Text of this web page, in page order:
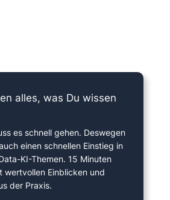
alles, was Du wissen
es schnell gehen. Deswegen
einen schnellen Einstieg in
KI-Themen. 15 Minuten
wertvollen Einblicken und
der Praxis.